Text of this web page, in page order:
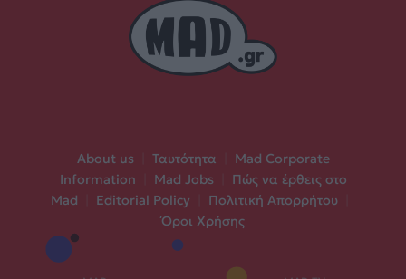
About us Ταυτότητα
Mad Corporate
Information
Mad Jobs
Πώς να έρθεις στο
Mad
Editorial Policy Πολιτική Απορρήτου
Όροι Χρήσης